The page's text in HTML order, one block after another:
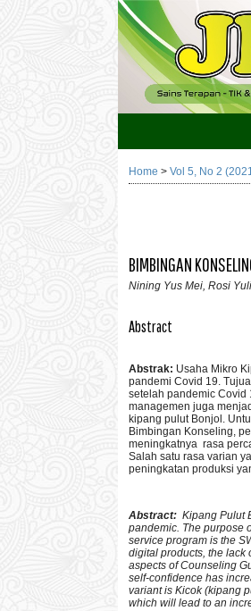
Home > Vol 5, No 2
BIMBINGAN
Nining Yus Mei, Rosi
Abstract
Abstrak: Usaha Mikro
pandemi Covid 19.
setelah pandemic Covid
managemen juga
kipang pulut Bonjol.
Bimbingan Konseling,
meningkatnya rasa
Salah satu rasa varian
peningkatan produksi
Abstract: Kipang Pulut
pandemic. The purpose
service program is the
digital products, the lack
aspects of Counseling
self-confidence has
variant is Kicok (kipang
which will lead to an